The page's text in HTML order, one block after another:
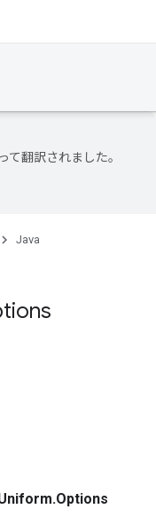
て翻訳されました。
Java